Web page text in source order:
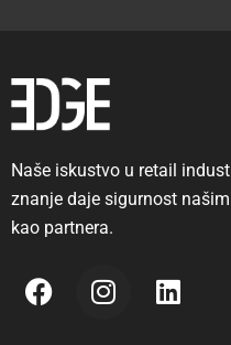
Naše iskustvo u retail
znanje daje sigurnost
kao partnera.